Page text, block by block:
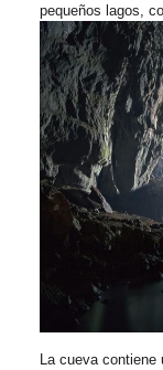
pequeños lagos,
La cueva contiene